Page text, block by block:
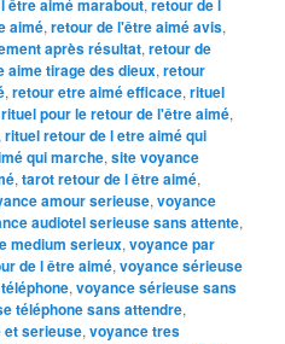
être aimé marabout,retour de l
aimé,retour de l'être aimé avis,
après résultat,retour de
aime tirage des dieux,retour
,retour etre aimé efficace,rituel
rituel pour le retour de l'être aimé,
,rituel retour de l etre aimé qui
qui marche,site voyance
,tarot retour de l être aimé,
amour serieuse,voyance
audiotel serieuse sans attente,
medium serieux,voyance par
de l être aimé,voyance sérieuse
,voyance sérieuse sans
téléphone sans attendre,
et serieuse,voyance tres